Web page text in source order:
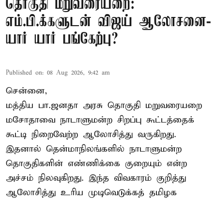
தொகுதி மறுவரையறை:
எம்.பி.க்களுடன் விஜய் ஆலோசனை-
யார் யார் பங்கேற்பு?
Published on: 08 Aug 2026, 9:42 am
சென்னை,
மத்திய பா.ஜனதா அரசு தொகுதி மறுவரையறை
மசோதாவை நாடாளுமன்ற சிறப்பு கூட்டத்தைக்
கூட்டி நிறைவேற்ற ஆலோசித்து வருகிறது.
இதனால் தென்மாநிலங்களில் நாடாளுமன்ற
தொகுதிகளின் எண்ணிக்கை குறையும் என்ற
அச்சம் நிலவுகிறது. இந்த விவகாரம் குறித்து
ஆலோசித்து உரிய முடிவெடுக்கத் தமிழக